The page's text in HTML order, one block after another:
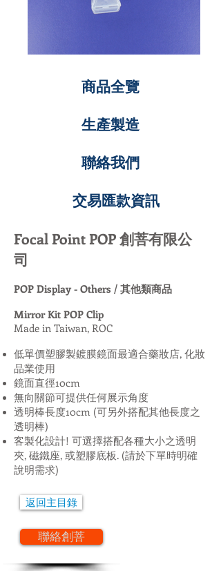
商品全覽
生產製造
聯絡我們
交易匯款資訊
Focal Point POP 創菩有限公
司
POP Display - Others / 其他類商品
Mirror Kit POP Clip
Made in Taiwan, ROC
低單價塑膠製鍍膜鏡面最適合藥妝店, 化妝
品業使用
鏡面直徑10cm
無向關節可提供任何展示角度
透明棒長度10cm (可另外搭配其他長度之
透明棒)
客製化設計! 可選擇搭配各種大小之透明
夾, 磁鐵座, 或塑膠底板. (請於下單時明確
說明需求)
返回主目錄
聯絡創菩